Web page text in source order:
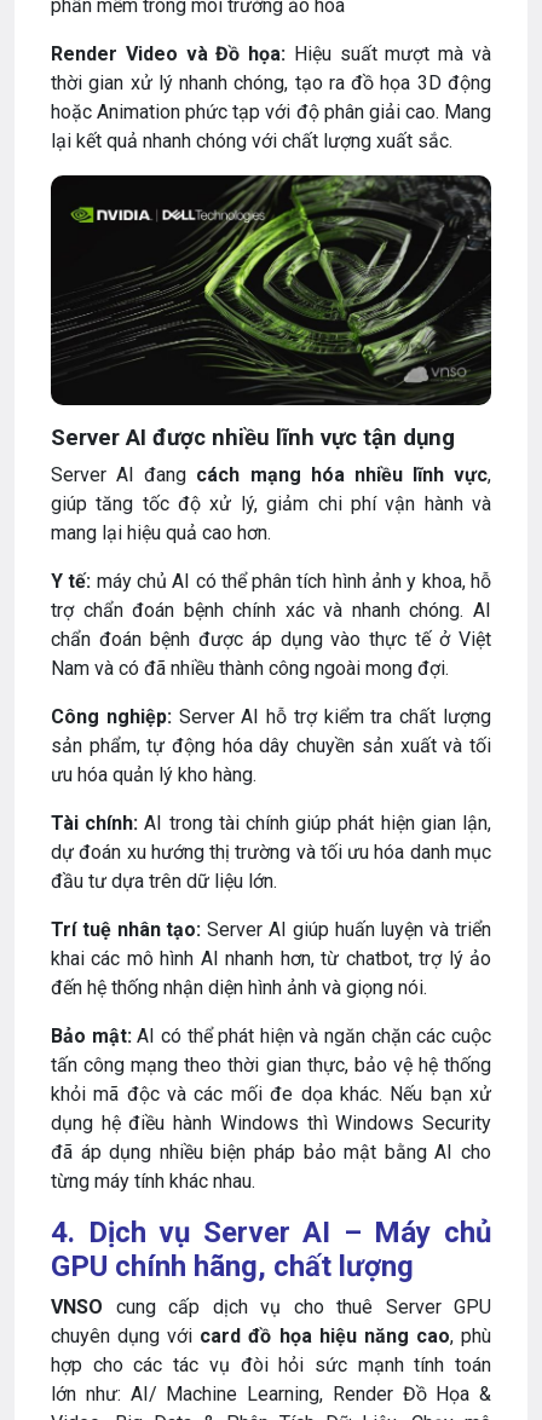
phần mềm trong môi trường ảo hóa
Render Video và Đồ họa: Hiệu suất mượt mà và
thời gian xử lý nhanh chóng, tạo ra đồ họa 3D động
hoặc Animation phức tạp với độ phân giải cao. Mang
lại kết quả nhanh chóng với chất lượng xuất sắc.
Server AI được nhiều lĩnh vực tận dụng
Server AI đang cách mạng hóa nhiều lĩnh vực,
giúp tăng tốc độ xử lý, giảm chi phí vận hành và
mang lại hiệu quả cao hơn.
Y tế: máy chủ AI có thể phân tích hình ảnh y khoa, hỗ
trợ chẩn đoán bệnh chính xác và nhanh chóng. AI
chẩn đoán bệnh được áp dụng vào thực tế ở Việt
Nam và có đã nhiều thành công ngoài mong đợi.
Công nghiệp:Server AI hỗ trợ kiểm tra chất lượng
sản phẩm, tự động hóa dây chuyền sản xuất và tối
ưu hóa quản lý kho hàng.
Tài chính: AI trong tài chính giúp phát hiện gian lận,
dự đoán xu hướng thị trường và tối ưu hóa danh mục
đầu tư dựa trên dữ liệu lớn.
Trí tuệ nhân tạo: Server AI giúp huấn luyện và triển
khai các mô hình AI nhanh hơn, từ chatbot, trợ lý ảo
đến hệ thống nhận diện hình ảnh và giọng nói.
Bảo mật:AI có thể phát hiện và ngăn chặn các cuộc
tấn công mạng theo thời gian thực, bảo vệ hệ thống
khỏi mã độc và các mối đe dọa khác. Nếu bạn xử
dụng hệ điều hành Windows thì Windows Security
đã áp dụng nhiều biện pháp bảo mật bằng AI cho
từng máy tính khác nhau.
4. Dịch vụ Server AI – Máy chủ
GPU chính hãng, chất lượng
VNSO cung cấp dịch vụ cho thuê Server GPU
chuyên dụng với card đồ họa hiệu năng cao, phù
hợp cho các tác vụ đòi hỏi sức mạnh tính toán
lớn như: AI/ Machine Learning, Render Đồ Họa &